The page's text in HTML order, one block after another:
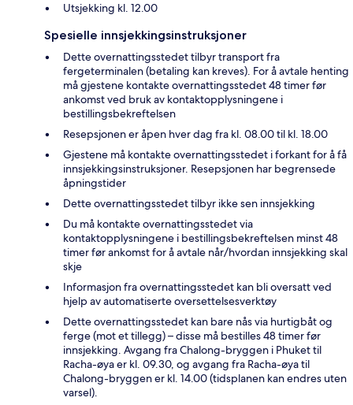
Utsjekking kl. 12.00
Spesielle innsjekkingsinstruksjoner
Dette overnattingsstedet tilbyr transport fra
fergeterminalen (betaling kan kreves). For å avtale henting
må gjestene kontakte overnattingsstedet 48 timer før
ankomst ved bruk av kontaktopplysningene i
bestillingsbekreftelsen
Resepsjonen er åpen hver dag fra kl. 08.00 til kl. 18.00
Gjestene må kontakte overnattingsstedet i forkant for å få
innsjekkingsinstruksjoner. Resepsjonen har begrensede
åpningstider
Dette overnattingsstedet tilbyr ikke sen innsjekking
Du må kontakte overnattingsstedet via
kontaktopplysningene i bestillingsbekreftelsen minst 48
timer før ankomst for å avtale når/hvordan innsjekking skal
skje
Informasjon fra overnattingsstedet kan bli oversatt ved
hjelp av automatiserte oversettelsesverktøy
Dette overnattingsstedet kan bare nås via hurtigbåt og
ferge (mot et tillegg) – disse må bestilles 48 timer før
innsjekking. Avgang fra Chalong-bryggen i Phuket til
Racha-øya er kl. 09.30, og avgang fra Racha-øya til
Chalong-bryggen er kl. 14.00 (tidsplanen kan endres uten
varsel).